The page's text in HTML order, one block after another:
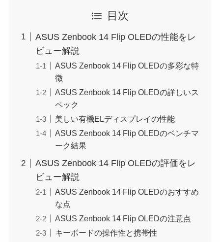
目次
ASUS Zenbook 14 Flip OLEDの性能をレ
ビュー解説
ASUS Zenbook 14 Flip OLEDの多彩な特
徴
ASUS Zenbook 14 Flip OLEDの詳しいス
ペック
美しい有機ELディスプレイの性能
ASUS Zenbook 14 Flip OLEDのベンチマ
ーク結果
ASUS Zenbook 14 Flip OLEDの評価をレ
ビュー解説
ASUS Zenbook 14 Flip OLEDのおすすめ
な点
ASUS Zenbook 14 Flip OLEDの注意点
キーボードの操作性と携帯性